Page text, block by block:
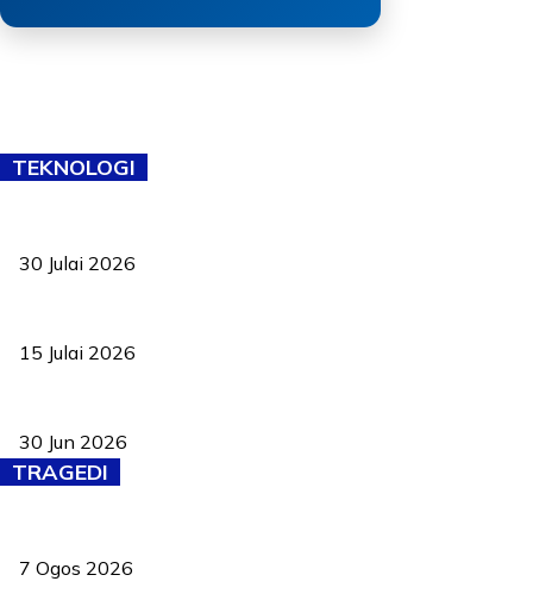
TEKNOLOGI
30 Julai 2026
15 Julai 2026
30 Jun 2026
TRAGEDI
7 Ogos 2026